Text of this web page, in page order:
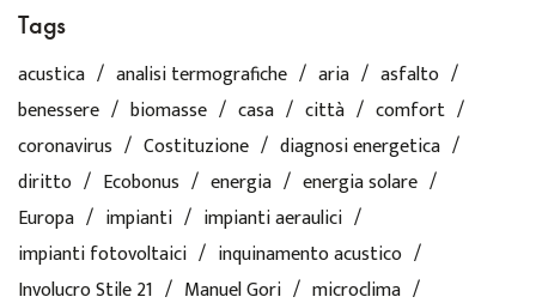
Tags
acustica analisi termografiche aria
asfalto
benessere
biomasse casa città
comfort
coronavirus
Costituzione
diagnosi energetica
diritto
Ecobonus energia
energia solare
Europa
impianti
impianti aeraulici
impianti fotovoltaici
inquinamento acustico
Involucro Stile 21
Manuel Gori
microclima